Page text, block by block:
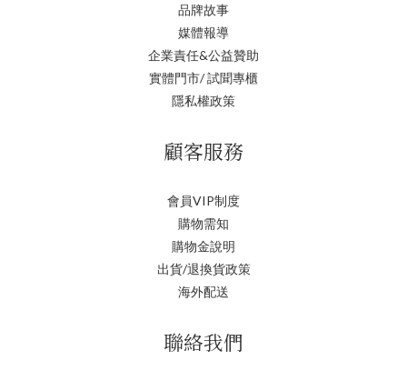
品牌故事
媒體報導
企業責任&公益贊助
實體門市/ 試聞專櫃
隱私權政策
顧客服務
會員VIP制度
購物需知
購物金說明
出貨/退換貨政策
海外配送
聯絡我們